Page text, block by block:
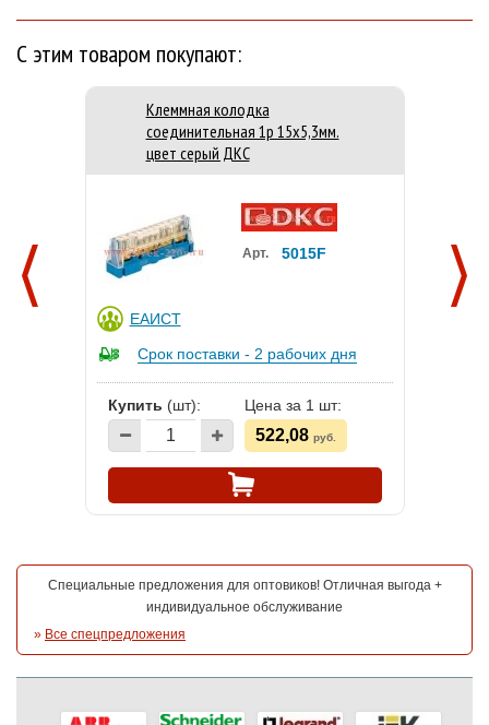
С этим товаром покупают:
Клеммная колодка
соединительная 1р 15х5,3мм.
цвет серый ДКС
ЕАИСТ
Арт. 5015F
Срок поставки - 2 рабочих дня
Купить (шт): Цена за 1 шт:
522,08 руб.
Специальные предложения для оптовиков! Отличная выгода +
индивидуальное обслуживание
» Все спецпредложения